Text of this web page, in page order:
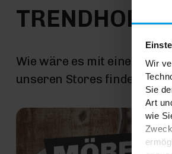
Wir
Sie
Art
wie
Wie wäre es mit einer
unseren Stores findest du